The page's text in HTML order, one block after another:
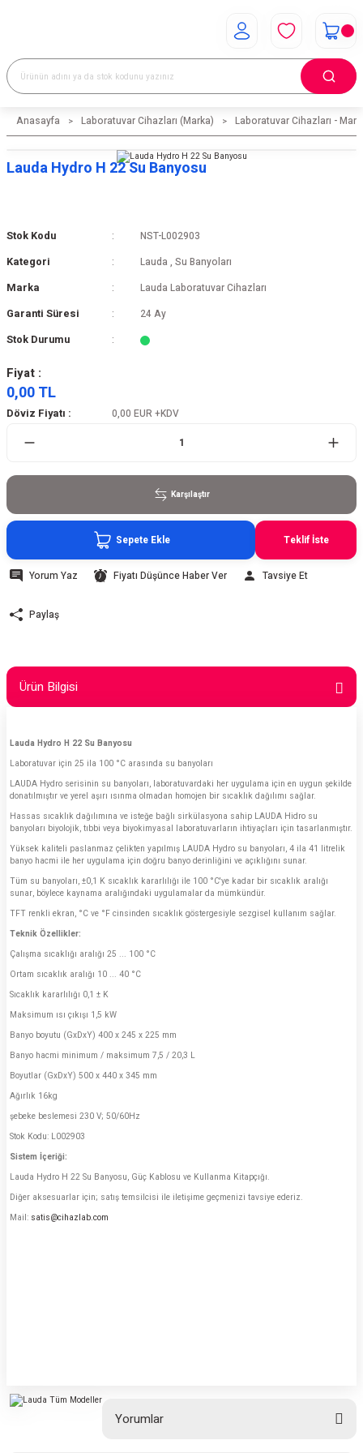
Anasayfa Laboratuvar Cihazları (Marka) Laboratuvar Cihazları -
Lauda Hydro H 22 Su Banyosu
Stok Kodu NST-L002903
Kategori Lauda , Su Banyoları
Marka Lauda Laboratuvar Cihazları
Garanti Süresi 24 Ay
Stok Durumu
Fiyat :
0,00 TL
Döviz Fiyatı : 0,00 EUR +KDV
Karşılaştır
Sepete Ekle Teklif İste
Yorum Yaz Fiyatı Düşünce Haber Ver Tavsiye Et
Paylaş
Ürün Bilgisi
Lauda Hydro H 22 Su Banyosu
Laboratuvar için 25 ila 100 °C arasında su banyoları
LAUDA Hydro serisinin su banyoları, laboratuvardaki her uygulama için en uygun şekilde
donatılmıştır ve yerel aşırı ısınma olmadan homojen bir sıcaklık dağılımı sağlar.
Hassas sıcaklık dağılımına ve isteğe bağlı sirkülasyona sahip LAUDA Hidro su
banyoları biyolojik, tıbbi veya biyokimyasal laboratuvarların ihtiyaçları için tasarlanmıştır.
Yüksek kaliteli paslanmaz çelikten yapılmış LAUDA Hydro su banyoları, 4 ila 41 litrelik
banyo hacmi ile her uygulama için doğru banyo derinliğini ve açıklığını sunar.
Tüm su banyoları, ±0,1 K sıcaklık kararlılığı ile 100 °C'ye kadar bir sıcaklık aralığı
sunar, böylece kaynama aralığındaki uygulamalar da mümkündür.
TFT renkli ekran, °C ve °F cinsinden sıcaklık göstergesiyle sezgisel kullanım sağlar.
Teknik Özellikler:
Çalışma sıcaklığı aralığı 25 ... 100 °C
Ortam sıcaklık aralığı 10 ... 40 °C
Sıcaklık kararlılığı 0,1 ± K
Maksimum ısı çıkışı 1,5 kW
Banyo boyutu (GxDxY) 400 x 245 x 225 mm
Banyo hacmi minimum / maksimum 7,5 / 20,3 L
Boyutlar (GxDxY) 500 x 440 x 345 mm
Ağırlık 16kg
şebeke beslemesi 230 V; 50/60Hz
Stok Kodu: L002903
Sistem İçeriği:
Lauda Hydro H 22 Su Banyosu, Güç Kablosu ve Kullanma Kitapçığı.
Diğer aksesuarlar için; satış temsilcisi ile iletişime geçmenizi tavsiye ederiz.
Mail: satis@cihazlab.com
Yorumlar